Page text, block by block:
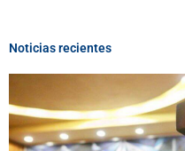
Noticias recientes